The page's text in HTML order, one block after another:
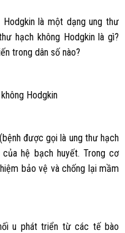
là một dạng ung thư
hạch không Hodgkin là gì?
trong dân số nào?
Hodgkin
được gọi là ung thư hạch
hệ bạch huyết. Trong cơ
bảo vệ và chống lại mầm
u phát triển từ các tế bào